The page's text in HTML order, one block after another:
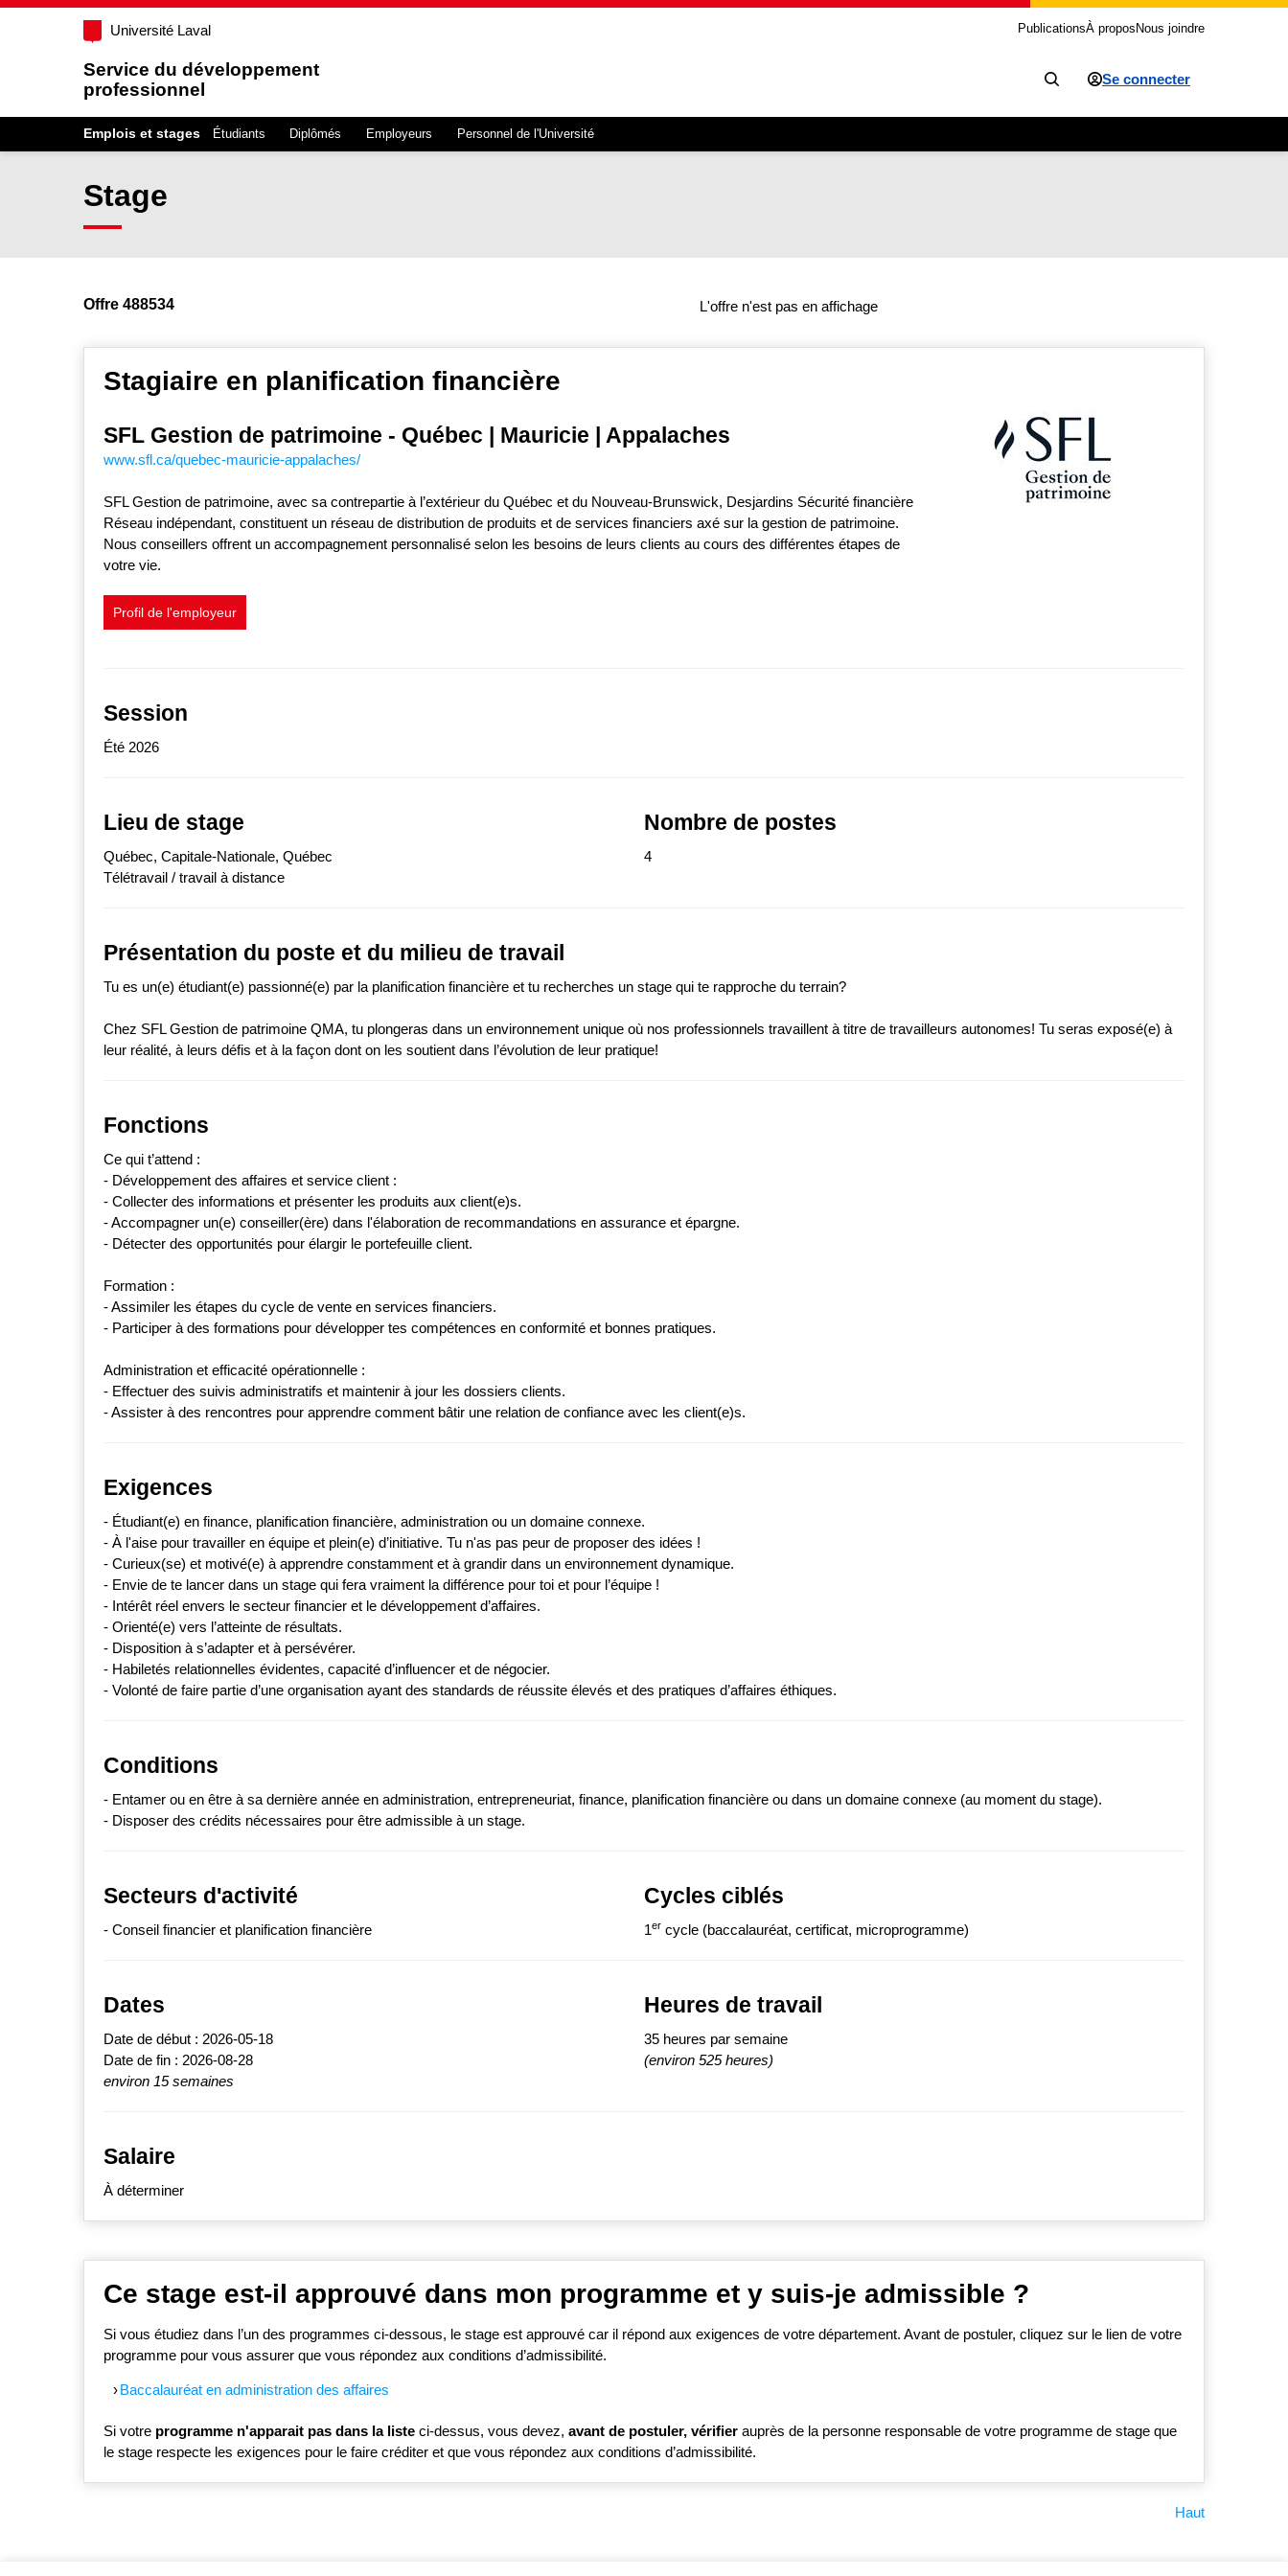
Université Laval PublicationsÀ proposNous joindre
Service du développement
professionnel
Se connecter
Emplois et stages Étudiants Diplômés Employeurs Personnel de l'Université
Stage
Offre 488534 L'offre n'est pas en affichage
Stagiaire en planification financière
SFL Gestion de patrimoine - Québec | Mauricie | Appalaches
www.sfl.ca/quebec-mauricie-appalaches/
SFL Gestion de patrimoine, avec sa contrepartie à l’extérieur du Québec et du Nouveau-Brunswick, Desjardins Sécurité financière
Réseau indépendant, constituent un réseau de distribution de produits et de services financiers axé sur la gestion de patrimoine.
Nous conseillers offrent un accompagnement personnalisé selon les besoins de leurs clients au cours des différentes étapes de
votre vie.
Profil de l'employeur
Session
Été 2026
Lieu de stage
Québec, Capitale-Nationale, Québec
Télétravail / travail à distance
Nombre de postes
4
Présentation du poste et du milieu de travail
Tu es un(e) étudiant(e) passionné(e) par la planification financière et tu recherches un stage qui te rapproche du terrain?
Chez SFL Gestion de patrimoine QMA, tu plongeras dans un environnement unique où nos professionnels travaillent à titre de travailleurs autonomes! Tu seras exposé(e) à
leur réalité, à leurs défis et à la façon dont on les soutient dans l’évolution de leur pratique!
Fonctions
Ce qui t’attend :
- Développement des affaires et service client :
- Collecter des informations et présenter les produits aux client(e)s.
- Accompagner un(e) conseiller(ère) dans l'élaboration de recommandations en assurance et épargne.
- Détecter des opportunités pour élargir le portefeuille client.
Formation :
- Assimiler les étapes du cycle de vente en services financiers.
- Participer à des formations pour développer tes compétences en conformité et bonnes pratiques.
Administration et efficacité opérationnelle :
- Effectuer des suivis administratifs et maintenir à jour les dossiers clients.
- Assister à des rencontres pour apprendre comment bâtir une relation de confiance avec les client(e)s.
Exigences
- Étudiant(e) en finance, planification financière, administration ou un domaine connexe.
- À l'aise pour travailler en équipe et plein(e) d’initiative. Tu n'as pas peur de proposer des idées !
- Curieux(se) et motivé(e) à apprendre constamment et à grandir dans un environnement dynamique.
- Envie de te lancer dans un stage qui fera vraiment la différence pour toi et pour l’équipe !
- Intérêt réel envers le secteur financier et le développement d’affaires.
- Orienté(e) vers l’atteinte de résultats.
- Disposition à s’adapter et à persévérer.
- Habiletés relationnelles évidentes, capacité d’influencer et de négocier.
- Volonté de faire partie d’une organisation ayant des standards de réussite élevés et des pratiques d’affaires éthiques.
Conditions
- Entamer ou en être à sa dernière année en administration, entrepreneuriat, finance, planification financière ou dans un domaine connexe (au moment du stage).
- Disposer des crédits nécessaires pour être admissible à un stage.
Secteurs d'activité
- Conseil financier et planification financière
Cycles ciblés
1er cycle (baccalauréat, certificat, microprogramme)
Dates
Date de début : 2026-05-18
Date de fin : 2026-08-28
environ 15 semaines
Heures de travail
35 heures par semaine
(environ 525 heures)
Salaire
À déterminer
Ce stage est-il approuvé dans mon programme et y suis-je admissible ?
Si vous étudiez dans l’un des programmes ci-dessous, le stage est approuvé car il répond aux exigences de votre département. Avant de postuler, cliquez sur le lien de votre
programme pour vous assurer que vous répondez aux conditions d’admissibilité.
Baccalauréat en administration des affaires
Si votre programme n'apparait pas dans la liste ci-dessus, vous devez, avant de postuler, vérifier auprès de la personne responsable de votre programme de stage que
le stage respecte les exigences pour le faire créditer et que vous répondez aux conditions d’admissibilité.
Haut